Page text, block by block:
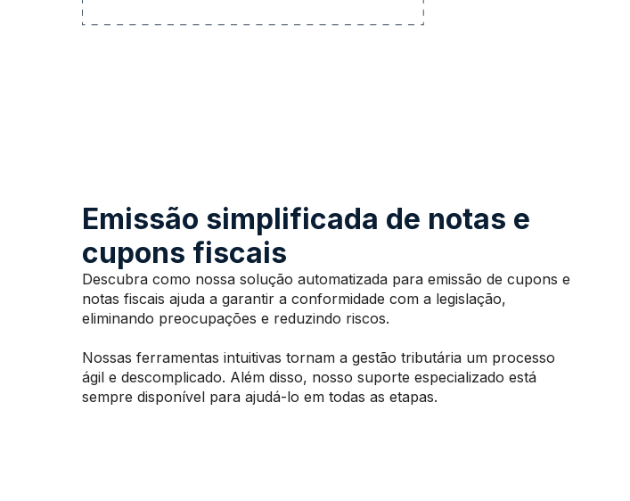
Emissão simplificada de notas e
cupons fiscais
Descubra como nossa solução automatizada para emissão de cupons e
notas fiscais ajuda a garantir a conformidade com a legislação,
eliminando preocupações e reduzindo riscos.
Nossas ferramentas intuitivas tornam a gestão tributária um processo
ágil e descomplicado. Além disso, nosso suporte especializado está
sempre disponível para ajudá-lo em todas as etapas.